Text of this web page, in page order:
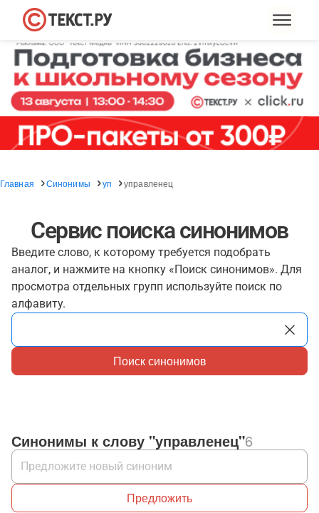
Главная Синонимы уп управленец
Сервис поиска синонимов
Введите слово, к которому требуется подобрать
аналог, и нажмите на кнопку «Поиск синонимов». Для
просмотра отдельных групп используйте поиск по
алфавиту.
Поиск синонимов
Синонимы к слову "управленец"6
Предложить